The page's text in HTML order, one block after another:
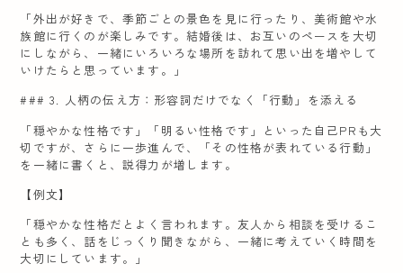
「外出が好きで、季節ごとの景色を見に行ったり、美術館や水
族館に行くのが楽しみです。結婚後は、お互いのペースを大切
にしながら、一緒にいろいろな場所を訪れて思い出を増やして
いけたらと思っています。」
### 3. 人柄の伝え方：形容詞だけでなく「行動」を添える
「穏やかな性格です」「明るい性格です」といった自己PRも大
切ですが、さらに一歩進んで、「その性格が表れている行動」
を一緒に書くと、説得力が増します。
【例文】
「穏やかな性格だとよく言われます。友人から相談を受けるこ
とも多く、話をじっくり聞きながら、一緒に考えていく時間を
大切にしています。」